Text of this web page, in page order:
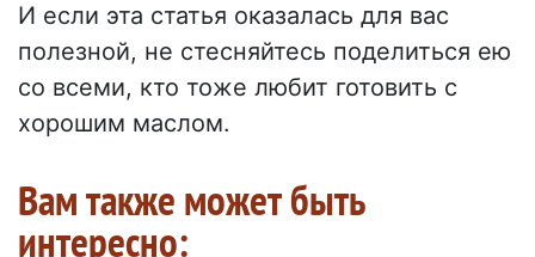
И если эта статья оказалась для вас
полезной, не стесняйтесь поделиться ею
со всеми, кто тоже любит готовить с
хорошим маслом.
Вам также может быть
интересно: